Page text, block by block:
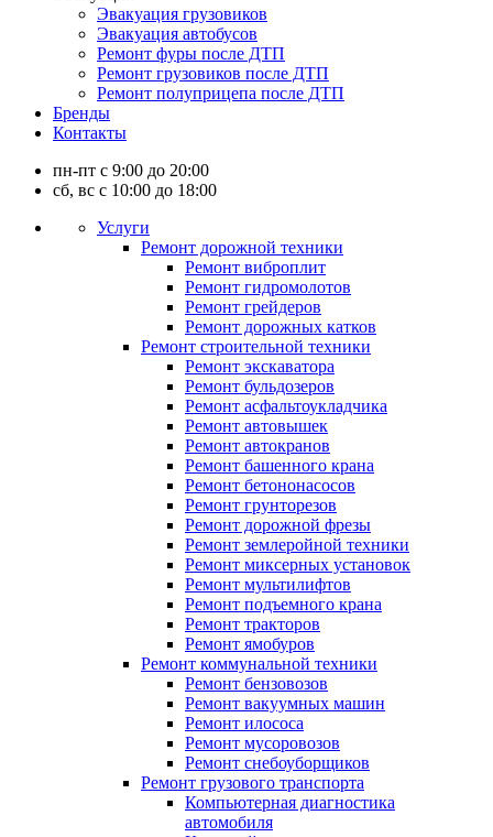
Эвакуация грузовиков
Эвакуация автобусов
Ремонт фуры после ДТП
Ремонт грузовиков после ДТП
Ремонт полуприцепа после ДТП
Бренды
Контакты
пн-пт с 9:00 до 20:00
сб, вс с 10:00 до 18:00
Услуги
Ремонт дорожной техники
Ремонт виброплит
Ремонт гидромолотов
Ремонт грейдеров
Ремонт дорожных катков
Ремонт строительной техники
Ремонт экскаватора
Ремонт бульдозеров
Ремонт асфальтоукладчика
Ремонт автовышек
Ремонт автокранов
Ремонт башенного крана
Ремонт бетононасосов
Ремонт грунторезов
Ремонт дорожной фрезы
Ремонт землеройной техники
Ремонт миксерных установок
Ремонт мультилифтов
Ремонт подъемного крана
Ремонт тракторов
Ремонт ямобуров
Ремонт коммунальной техники
Ремонт бензовозов
Ремонт вакуумных машин
Ремонт илососа
Ремонт мусоровозов
Ремонт снебоуборщиков
Ремонт грузового транспорта
Компьютерная диагностика
автомобиля